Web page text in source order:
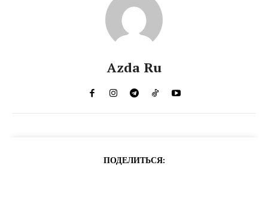
Azda Ru
ПОДЕЛИТЬСЯ: